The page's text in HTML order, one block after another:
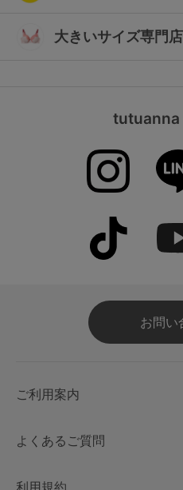
大きいサイズ専門店
tutuanna
お問い
ご利用案内
よくあるご質問